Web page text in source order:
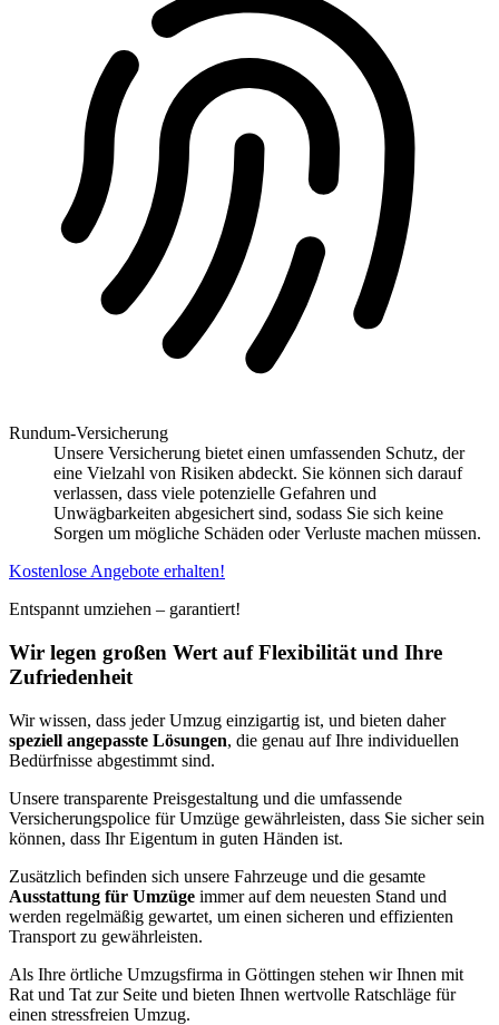
Rundum-Versicherung
Unsere Versicherung bietet einen umfassenden Schutz, der
eine Vielzahl von Risiken abdeckt. Sie können sich darauf
verlassen, dass viele potenzielle Gefahren und
Unwägbarkeiten abgesichert sind, sodass Sie sich keine
Sorgen um mögliche Schäden oder Verluste machen müssen.
Kostenlose Angebote erhalten!
Entspannt umziehen – garantiert!
Wir legen großen Wert auf Flexibilität und Ihre
Zufriedenheit
Wir wissen, dass jeder Umzug einzigartig ist, und bieten daher
speziell angepasste Lösungen, die genau auf Ihre individuellen
Bedürfnisse abgestimmt sind.
Unsere transparente Preisgestaltung und die umfassende
Versicherungspolice für Umzüge gewährleisten, dass Sie sicher sein
können, dass Ihr Eigentum in guten Händen ist.
Zusätzlich befinden sich unsere Fahrzeuge und die gesamte
Ausstattung für Umzüge immer auf dem neuesten Stand und
werden regelmäßig gewartet, um einen sicheren und effizienten
Transport zu gewährleisten.
Als Ihre örtliche Umzugsfirma in Göttingen stehen wir Ihnen mit
Rat und Tat zur Seite und bieten Ihnen wertvolle Ratschläge für
einen stressfreien Umzug.